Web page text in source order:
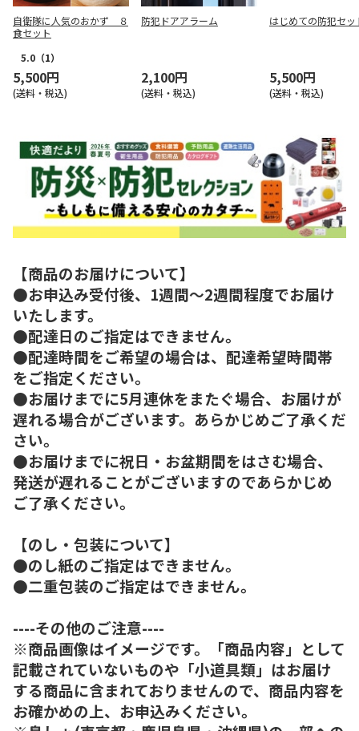
自衛隊に人気のおかず ８
食セット
5.0 （1）
5,500円
(送料・税込)
防犯ドアアラーム
2,100円
(送料・税込)
はじめての防犯セッ
5,500円
(送料・税込)
【商品のお届けについて】
●お申込み受付後、1週間～2週間程度でお届け
いたします。
●配達日のご指定はできません。
●配達時間をご希望の場合は、配達希望時間帯
をご指定ください。
●お届けまでに5月連休をまたぐ場合、お届けが
遅れる場合がございます。あらかじめご了承くだ
さい。
●お届けまでに祝日・お盆期間をはさむ場合、
発送が遅れることがございますのであらかじめ
ご了承ください。
【のし・包装について】
●のし紙のご指定はできません。
●二重包装のご指定はできません。
----その他のご注意----
※商品画像はイメージです。「商品内容」として
記載されていないものや「小道具類」はお届け
する商品に含まれておりませんので、商品内容を
お確かめの上、お申込みください。